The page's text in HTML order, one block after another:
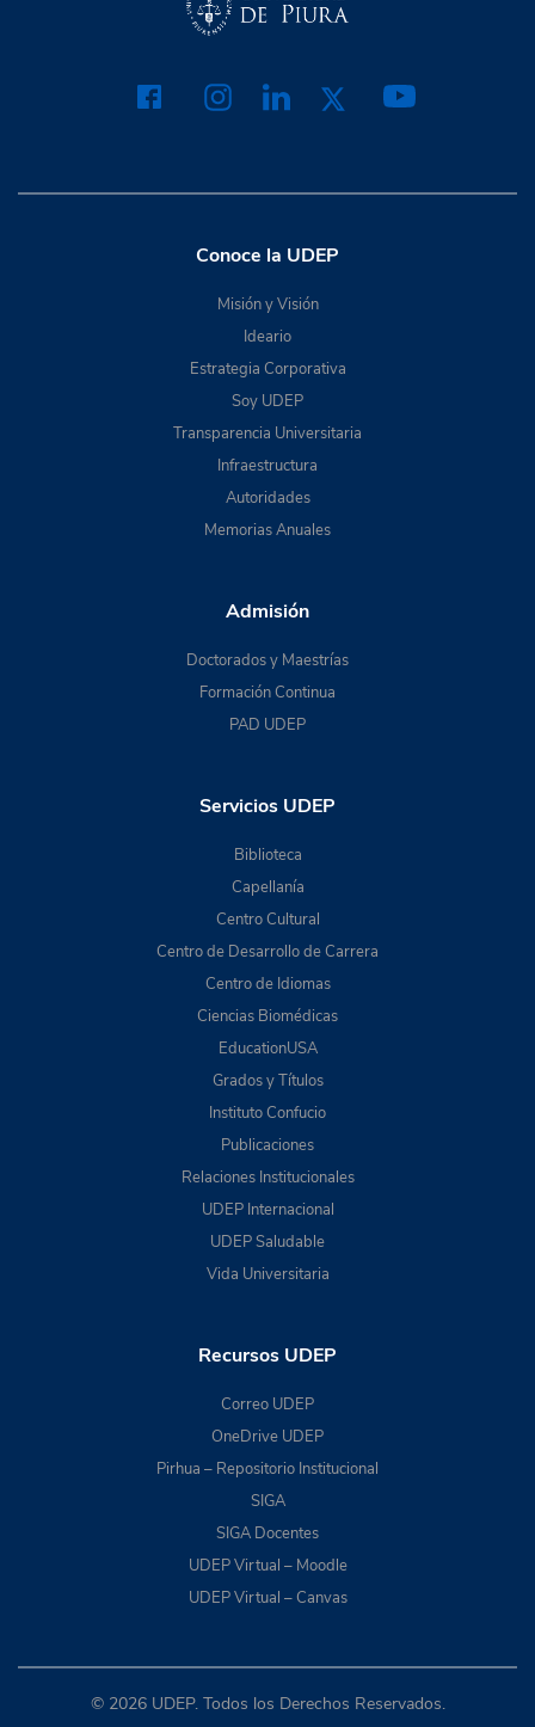
Conoce la UDEP
Misión y Visión
Ideario
Estrategia Corporativa
Soy UDEP
Transparencia Universitaria
Infraestructura
Autoridades
Memorias Anuales
Admisión
Doctorados y Maestrías
Formación Continua
PAD UDEP
Servicios UDEP
Biblioteca
Capellanía
Centro Cultural
Centro de Desarrollo de Carrera
Centro de Idiomas
Ciencias Biomédicas
EducationUSA
Grados y Títulos
Instituto Confucio
Publicaciones
Relaciones Institucionales
UDEP Internacional
UDEP Saludable
Vida Universitaria
Recursos UDEP
Correo UDEP
OneDrive UDEP
Pirhua – Repositorio Institucional
SIGA
SIGA Docentes
UDEP Virtual – Moodle
UDEP Virtual – Canvas
© 2026 UDEP. Todos los Derechos Reservados.